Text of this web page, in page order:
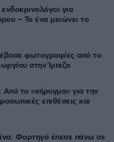
για
– Το ένα μειώνει το
φωτογραφίες από το
στην Ίμπιζα
το «κήρυγμα» για την
επιθέσεις και
Φορτηγό έπεσε πάνω σε